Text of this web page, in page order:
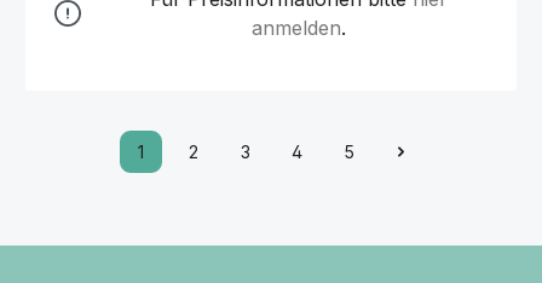
anmelden.
1 2 3 4 5